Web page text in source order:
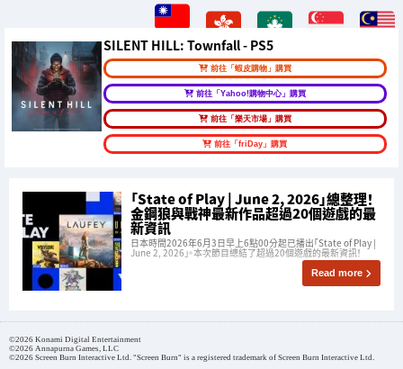
SILENT HILL: Townfall - PS5
前往「蝦皮購物」購買
前往「Yahoo!購物中心」購買
前往「樂天市場」購買
前往「friDay」購買
「State of Play | June 2, 2026」總整理！
金鋼狼與戰神最新作品超過20個遊戲的最
新資訊
日本時間2026年6月3日早上6點00分起已播出「State of Play |
June 2, 2026」。本次節目總結了超過20個遊戲的最新資訊！
Read more
©2026 Konami Digital Entertainment
©2026 Annapurna Games, LLC
©2026 Screen Burn Interactive Ltd. "Screen Burn" is a registered trademark of Screen Burn Interactive Ltd.